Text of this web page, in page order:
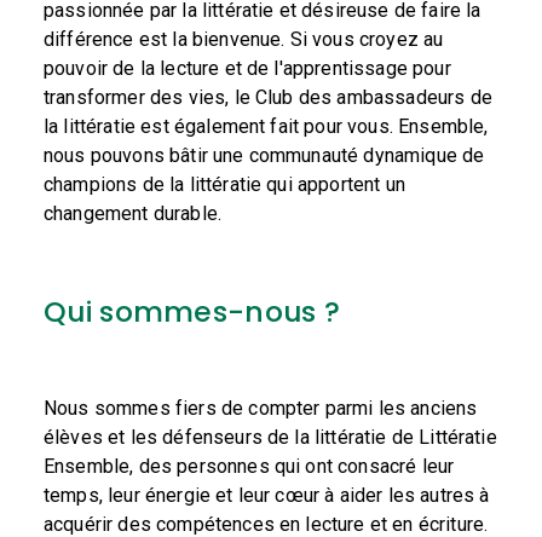
passionnée par la littératie et désireuse de faire la
différence est la bienvenue. Si vous croyez au
pouvoir de la lecture et de l'apprentissage pour
transformer des vies, le Club des ambassadeurs de
la littératie est également fait pour vous. Ensemble,
nous pouvons bâtir une communauté dynamique de
champions de la littératie qui apportent un
changement durable.
Qui sommes-nous ?
Nous sommes fiers de compter parmi les anciens
élèves et les défenseurs de la littératie de Littératie
Ensemble, des personnes qui ont consacré leur
temps, leur énergie et leur cœur à aider les autres à
acquérir des compétences en lecture et en écriture.